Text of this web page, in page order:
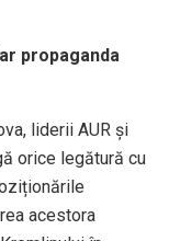
propaganda
liderii AUR și
orice legătură cu
acestora